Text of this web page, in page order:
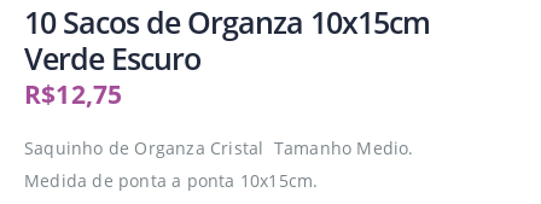
10 Sacos de Organza 10x15cm
Verde Escuro
R$12,75
Saquinho de Organza Cristal Tamanho Medio.
Medida de ponta a ponta 10x15cm.